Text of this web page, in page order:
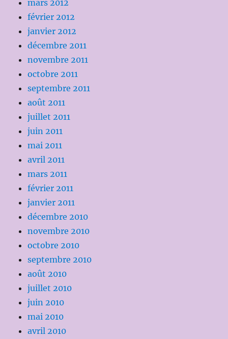
mars 2012
février 2012
janvier 2012
décembre 2011
novembre 2011
octobre 2011
septembre 2011
août 2011
juillet 2011
juin 2011
mai 2011
avril 2011
mars 2011
février 2011
janvier 2011
décembre 2010
novembre 2010
octobre 2010
septembre 2010
août 2010
juillet 2010
juin 2010
mai 2010
avril 2010